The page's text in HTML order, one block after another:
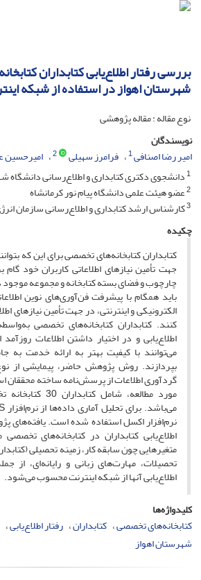
بررسی رفتار اطلاع‌یابی کتابداران
شهرستان اهواز در استفاده از شبکه
نوع مقاله : مقاله پژوهشی
نویسندگان
امیر رضا اصنافی1 فرامرز سهیلی 2 امیرحسین
1دانشجوی دکتری کتابداری و اطلاع‌رسانی دانشگاه
2عضو هیئت علمی دانشگاه پیام نور کرمانشاه
3کارشناس ارشد کتابداری و اطلاع‌رسانی سازمان
چکیده
کتابداران کتابخانه‌های تخصصی برای این که
جهت تأمین نیازهای اطلاعاتی کاربران خود گام
چارچوب و فضای بسته کتابخانه و مجموعه موجود
باید همگام با پیشرفت فن‌آوری‌های نوین
الکترونیکی و اینترنتی، در جهت تأمین نیازهای
کنند. کتابداران کتابخانه‌های تخصصی
اطلاع‌یابی و در اختیار داشتن اطلاعات
می‌توانند با کیفیت بهتر به ارائه خدمت به
بپردازند. روش پژوهش حاضر، پیمایشی از
گردآوری اطلاعات از پرسش‌نامه ساخته محققان
مورد مطالعه،
نرم‌افزار اکسل استفاده شده است. یافته‌های
اطلاع‌یابی کتابداران در کتابخانه‌های
متغیرهایی چون سابقه کار، زمینه تحصیلی
تحصیلات، مهارت‌های زبانی و رایانه‌ای، از
اطلاع‌یابی آنها از شبکه اینترنت محسوب می‌شود.
کلیدواژه‌ها
کتابخانه‌های تخصصی کتابداران رفتار اطلاع‌یابی
شهرستان اهواز